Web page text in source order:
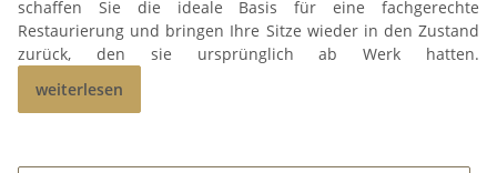
schaffen Sie die ideale Basis für eine fachgerechte
Restaurierung und bringen Ihre Sitze wieder in den Zustand
zurück, den sie ursprünglich ab Werk hatten.
weiterlesen